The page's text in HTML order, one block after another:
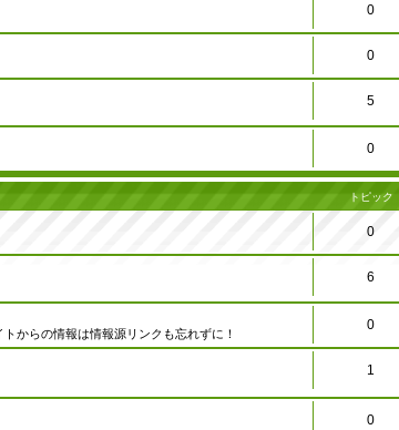
0
0
5
0
トピック
0
6
からの情報は情報源リンクも忘れずに！
0
1
0